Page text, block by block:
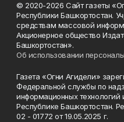
© 2020-2026 Сайт газеты
Республики Башкортостан.
средствам массовой
Акционерное общество
Башкортостан».
Об использовании
Газета «Огни Агидели»
Федеральной службы по
информационных
Республике Башкортостан.
02 - 01772 от 19.05.2025 г.